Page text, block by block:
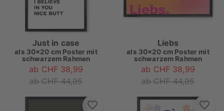
Just in case
als 30x20 cm Poster mit
schwarzem Rahmen
ab CHF 38,99
ab CHF 44,95
Liebs
als 30x20 cm Poster mit
schwarzem Rahmen
ab CHF 38,99
ab CHF 44,95